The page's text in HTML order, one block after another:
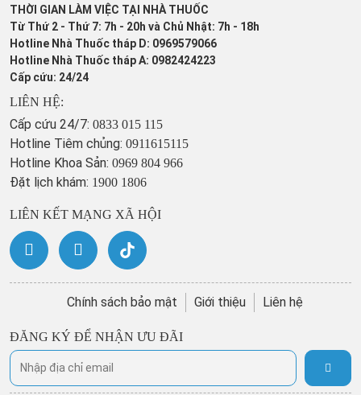
THỜI GIAN LÀM VIỆC TẠI NHÀ THUỐC
Từ Thứ 2 - Thứ 7: 7h - 20h và Chủ Nhật: 7h - 18h
Hotline Nhà Thuốc tháp D: 0969579066
Hotline Nhà Thuốc tháp A: 0982424223
Cấp cứu: 24/24
LIÊN HỆ:
Cấp cứu 24/7: 0833 015 115
Hotline Tiêm chủng: 0911615115
Hotline Khoa Sản: 0969 804 966
Đặt lịch khám: 1900 1806
LIÊN KẾT MẠNG XÃ HỘI
Chính sách bảo mật Giới thiệu Liên hệ
ĐĂNG KÝ ĐỂ NHẬN ƯU ĐÃI